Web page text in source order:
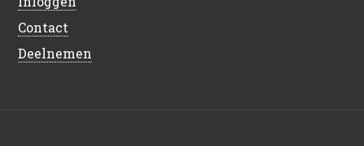
Contact
Deelnemen